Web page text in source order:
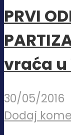
PRVI
vraća
30/05/2016
Dodaj